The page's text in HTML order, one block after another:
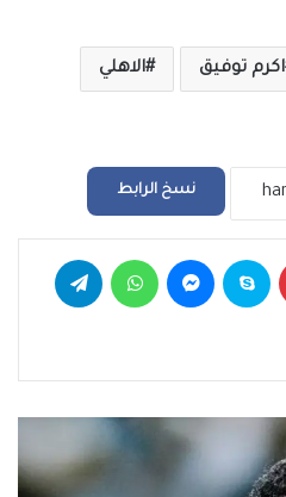
اكرم توفيق الاهلي
نسخ الرابط
بينتيريست سكايب ماسنجر واتساب